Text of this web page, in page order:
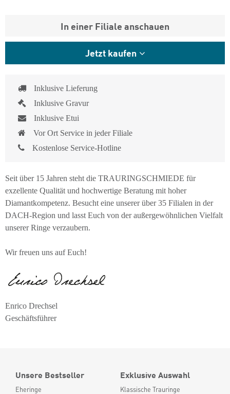
In einer Filiale anschauen
Jetzt kaufen
Inklusive Lieferung
Inklusive Gravur
Inklusive Etui
Vor Ort Service in jeder Filiale
Kostenlose Service-Hotline
Seit über 15 Jahren steht die TRAURINGSCHMIEDE für
exzellente Qualität und hochwertige Beratung mit hoher
Diamantkompetenz. Besucht eine unserer über 35 Filialen in der
DACH-Region und lasst Euch von der außergewöhnlichen Vielfalt
unserer Ringe verzaubern.
Wir freuen uns auf Euch!
Enrico Drechsel
Geschäftsführer
Unsere Bestseller
Eheringe
Exklusive Auswahl
Klassische Trauringe